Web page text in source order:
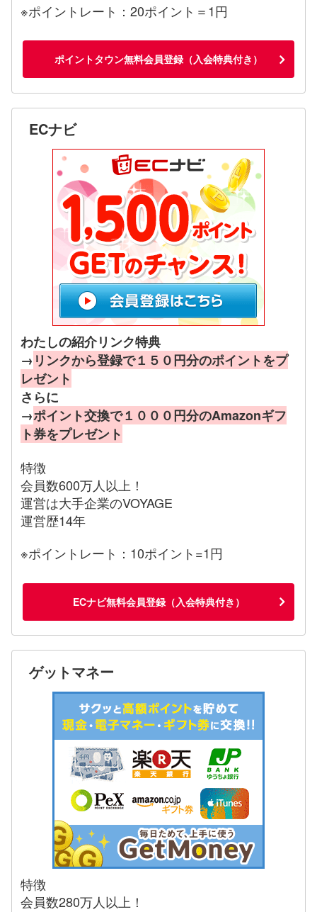
※ポイントレート：20ポイント＝1円
ポイントタウン無料会員登録（入会特典付き）
ECナビ
わたしの紹介リンク特典
→ リンクから登録で１５０円分のポイントをプ
レゼント
さらに
→ポイント交換で１０００円分のAmazonギフ
ト券をプレゼント
特徴
会員数600万人以上！
運営は大手企業のVOYAGE
運営歴14年
※ポイントレート：10ポイント=1円
ECナビ無料会員登録（入会特典付き）
ゲットマネー
特徴
会員数280万人以上！